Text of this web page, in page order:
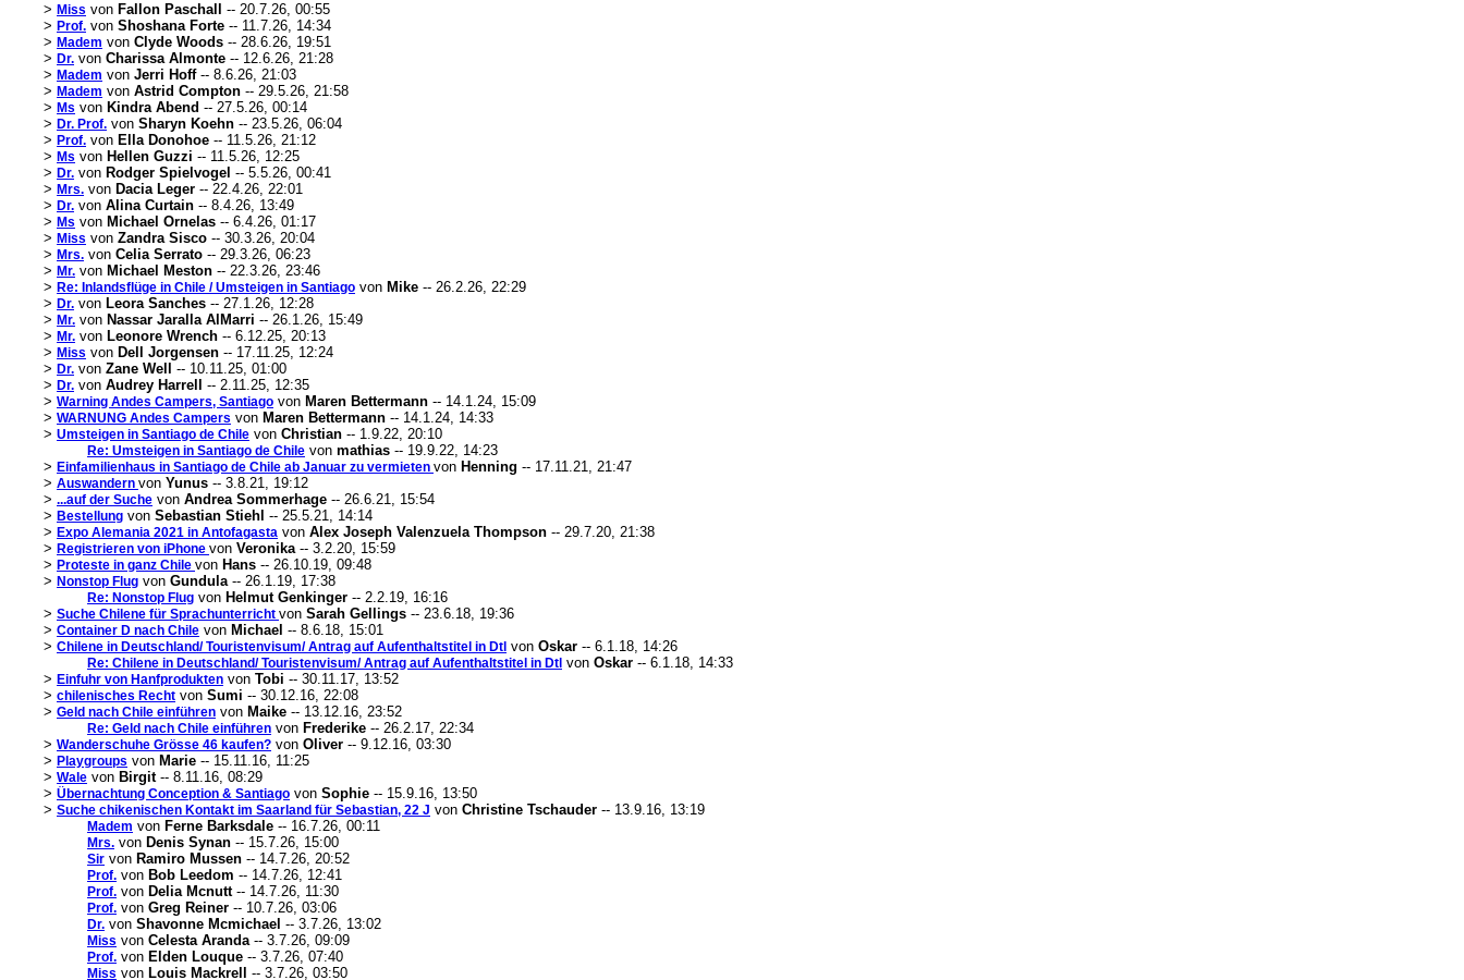
> Miss von Fallon Paschall
-- 20.7.26, 00:55
> Prof. von Shoshana Forte -- 11.7.26, 14:34
> Madem von Clyde Woods -- 28.6.26, 19:51
> Dr. von Charissa Almonte -- 12.6.26, 21:28
> Madem von Jerri Hoff-- 8.6.26, 21:03
> Madem von Astrid Compton -- 29.5.26, 21:58
> Ms von Kindra Abend -- 27.5.26, 00:14
> Dr. Prof. von Sharyn Koehn -- 23.5.26, 06:04
> Prof. von Ella Donohoe -- 11.5.26, 21:12
> Ms von Hellen Guzzi -- 11.5.26, 12:25
> Dr. von Rodger Spielvogel -- 5.5.26, 00:41
> Mrs. von Dacia Leger -- 22.4.26, 22:01
> Dr. von Alina Curtain -- 8.4.26, 13:49
> Ms von Michael Ornelas -- 6.4.26, 01:17
> Miss von Zandra Sisco -- 30.3.26, 20:04
> Mrs. von Celia Serrato -- 29.3.26, 06:23
> Mr. von Michael Meston -- 22.3.26, 23:46
> Re: Inlandsflüge in Chile / Umsteigen in Santiago von Mike -- 26.2.26, 22:29
> Dr. von Leora Sanches -- 27.1.26, 12:28
> Mr. von Nassar Jaralla AlMarri -- 26.1.26, 15:49
> Mr. von Leonore Wrench -- 6.12.25, 20:13
> Miss von Dell Jorgensen -- 17.11.25, 12:24
> Dr. von Zane Well
-- 10.11.25, 01:00
> Dr. von Audrey Harrell
-- 2.11.25, 12:35
> Warning Andes Campers, Santiago von Maren Bettermann -- 14.1.24, 15:09
> WARNUNG Andes Campers von Maren Bettermann -- 14.1.24, 14:33
> Umsteigen in Santiago de Chile von Christian -- 1.9.22, 20:10
Re: Umsteigen in Santiago de Chile von mathias -- 19.9.22, 14:23
> Einfamilienhaus in Santiago de Chile ab Januar zu vermieten von Henning -- 17.11.21, 21:47
> Auswandern von Yunus -- 3.8.21, 19:12
> ...auf der Suche von Andrea Sommerhage -- 26.6.21, 15:54
> Bestellung von Sebastian Stiehl -- 25.5.21, 14:14
> Expo Alemania 2021 in Antofagasta von Alex Joseph Valenzuela Thompson -- 29.7.20, 21:38
> Registrieren von iPhone von Veronika-- 3.2.20, 15:59
> Proteste in ganz Chile von Hans -- 26.10.19, 09:48
> Nonstop Flug von Gundula-- 26.1.19, 17:38
Re: Nonstop Flug von Helmut Genkinger -- 2.2.19, 16:16
> Suche Chilene für Sprachunterricht von Sarah Gellings -- 23.6.18, 19:36
> Container D nach Chile von Michael -- 8.6.18, 15:01
> Chilene in Deutschland/ Touristenvisum/ Antrag auf Aufenthaltstitel in Dtl von Oskar -- 6.1.18, 14:26
Re: Chilene in Deutschland/ Touristenvisum/ Antrag auf Aufenthaltstitel in Dtl von Oskar -- 6.1.18, 14:33
> Einfuhr von Hanfprodukten von Tobi -- 30.11.17, 13:52
> chilenisches Recht von Sumi -- 30.12.16, 22:08
> Geld nach Chile einführen von Maike -- 13.12.16, 23:52
Re: Geld nach Chile einführen von Frederike -- 26.2.17, 22:34
> Wanderschuhe Grösse 46 kaufen? von Oliver -- 9.12.16, 03:30
> Playgroups von Marie -- 15.11.16, 11:25
> Wale von Birgit-- 8.11.16, 08:29
> Übernachtung Conception & Santiago von Sophie -- 15.9.16, 13:50
> Suche chikenischen Kontakt im Saarland für Sebastian, 22 J von Christine Tschauder -- 13.9.16, 13:19
Madem von Ferne Barksdale -- 16.7.26, 00:11
Mrs. von Denis Synan -- 15.7.26, 15:00
Sir von Ramiro Mussen -- 14.7.26, 20:52
Prof. von Bob Leedom -- 14.7.26, 12:41
Prof. von Delia Mcnutt-- 14.7.26, 11:30
Prof. von Greg Reiner -- 10.7.26, 03:06
Dr. von Shavonne Mcmichael -- 3.7.26, 13:02
Miss von Celesta Aranda-- 3.7.26, 09:09
Prof. von Elden Louque -- 3.7.26, 07:40
Miss von Louis Mackrell -- 3.7.26, 03:50